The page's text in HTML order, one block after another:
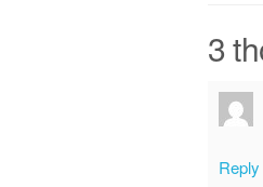
3
Reply